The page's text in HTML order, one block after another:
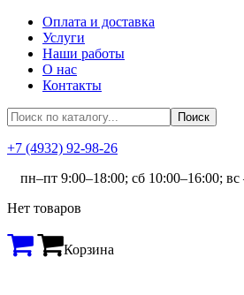
Оплата и доставка
Услуги
Наши работы
О нас
Контакты
+7 (4932) 92-98-26
пн–пт 9:00–18:00; сб 10:00–16:00;
Нет товаров
Корзина